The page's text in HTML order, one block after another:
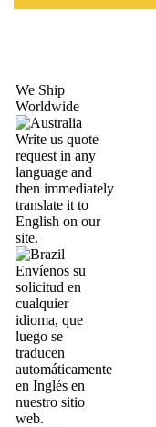
We Ship
Worldwide
Write us quote
request in any
language and
then immediately
translate it to
English on our
site.
Envíenos su
solicitud en
cualquier
idioma, que
luego se
traducen
automáticamente
en Inglés en
nuestro sitio
web.